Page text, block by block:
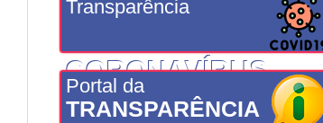
Transparência
CORONAVÍRUS
Portal da
TRANSPARÊNCIA